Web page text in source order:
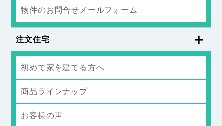
物件のお問合せメールフォーム
注文住宅
初めて家を建てる方へ
商品ラインナップ
お客様の声